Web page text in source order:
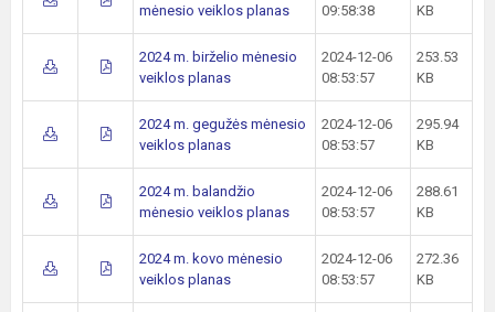
mėnesio veiklos planas
09:58:38
KB
2024 m. birželio mėnesio
veiklos planas
2024-12-06
08:53:57
253.53
KB
2024 m. gegužės mėnesio
veiklos planas
2024-12-06
08:53:57
295.94
KB
2024 m. balandžio
mėnesio veiklos planas
2024-12-06
08:53:57
288.61
KB
2024 m. kovo mėnesio
veiklos planas
2024-12-06
08:53:57
272.36
KB